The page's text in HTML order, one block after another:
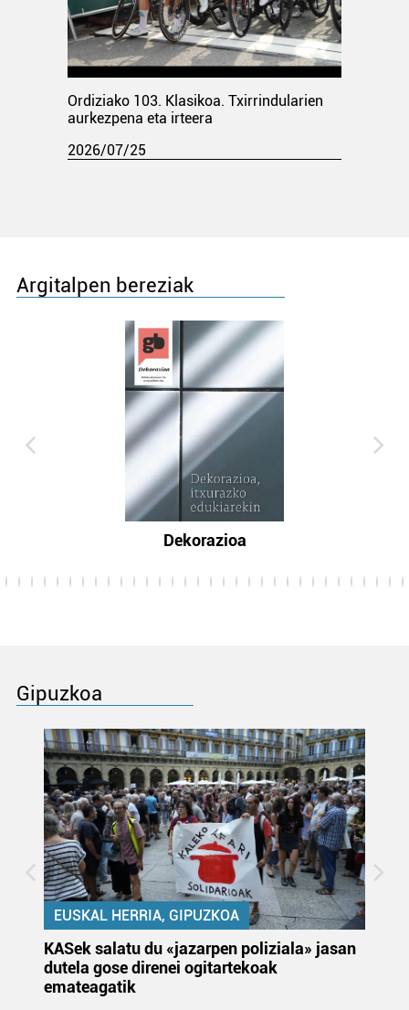
Ordiziako 103. Klasikoa. Txirrindularien
aurkezpena eta irteera
2026/07/25
Argitalpen bereziak
Dekorazioa
Gipuzkoa
EUSKAL HERRIA, GIPUZKOA
KASek salatu du «jazarpen poliziala» jasan
dutela gose direnei ogitartekoak
emateagatik